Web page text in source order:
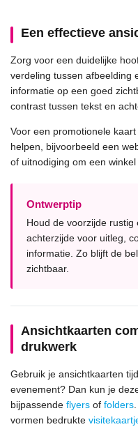
Een effectieve
Zorg voor een duidelijke
verdeling tussen afbeelding
informatie op een goed
contrast tussen tekst en
Voor een promotionele
helpen, bijvoorbeeld een
of uitnodiging om een
Ontwerptip
Houd de voorzijde
achterzijde voor uitleg,
informatie. Zo blijft de
zichtbaar.
Ansichtkaarten
drukwerk
Gebruik je ansichtkaarten
evenement? Dan kun je
bijpassende flyers of folders
vormen bedrukte